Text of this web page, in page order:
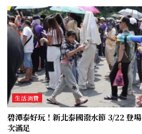
生活消費
碧潭泰好玩！新北泰國潑水節 3/22 登
次滿足